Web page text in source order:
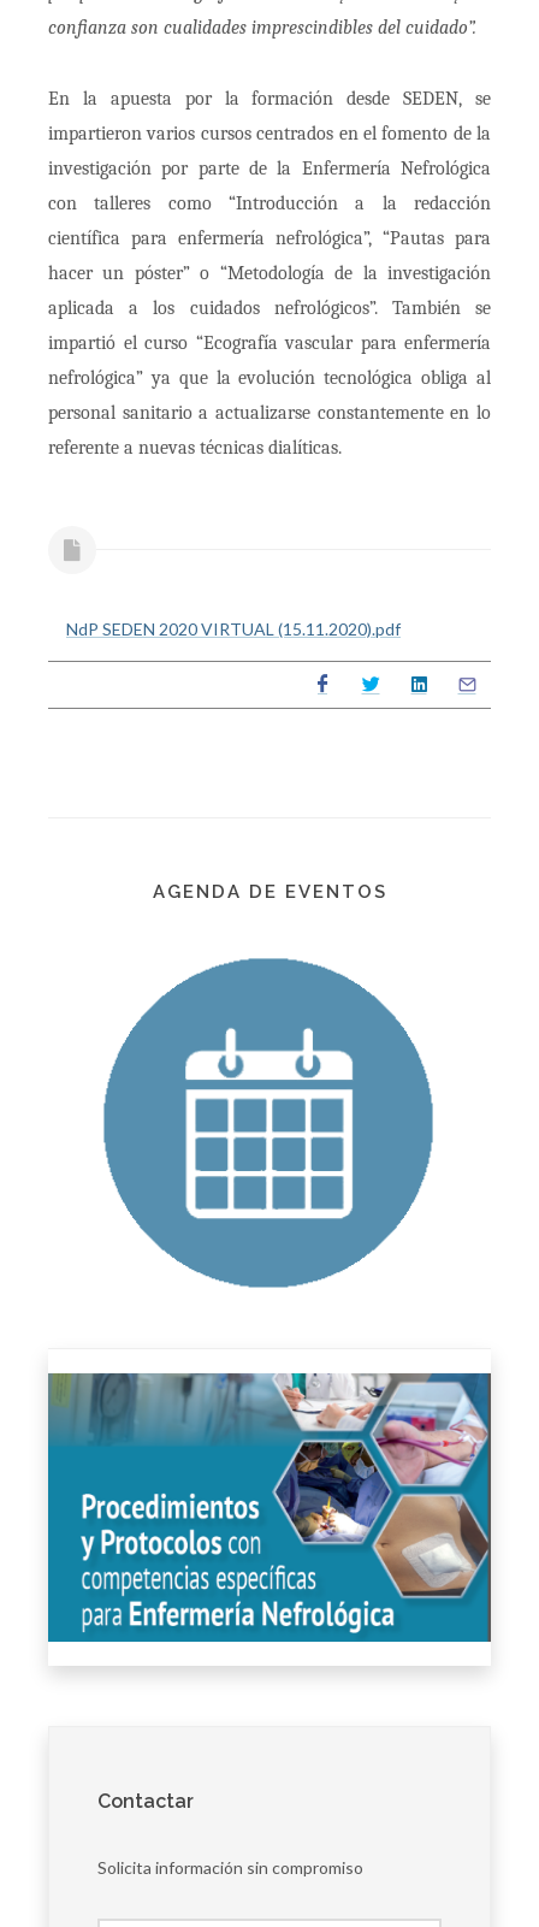
confianza son cualidades imprescindibles del cuidado”.
En la apuesta por la formación desde SEDEN, se
impartieron varios cursos centrados en el fomento de la
investigación por parte de la Enfermería Nefrológica
con talleres como “Introducción a la redacción
científica para enfermería nefrológica”, “Pautas para
hacer un póster” o “Metodología de la investigación
aplicada a los cuidados nefrológicos”. También se
impartió el curso “Ecografía vascular para enfermería
nefrológica” ya que la evolución tecnológica obliga al
personal sanitario a actualizarse constantemente en lo
referente a nuevas técnicas dialíticas.
NdP SEDEN 2020 VIRTUAL (15.11.2020).pdf
AGENDA DE EVENTOS
Contactar
Solicita información sin compromiso